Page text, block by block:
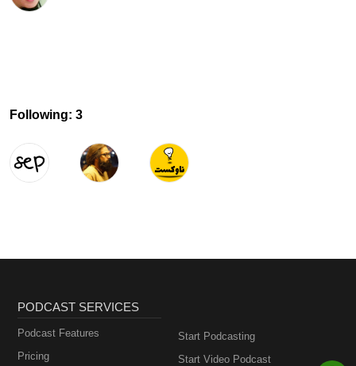
Following: 3
PODCAST SERVICES
Podcast Features
Pricing
Start Podcasting
Start Video Podcast